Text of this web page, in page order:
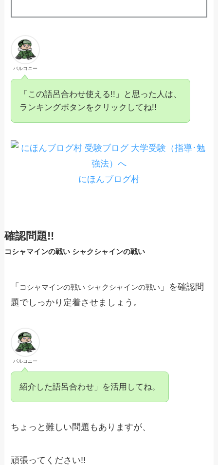
バルコニー
「この語呂合わせ使える!!」と思った人は、
ランキングボタンをクリックしてね!!
にほんブログ村
確認問題!!
コシャマインの戦い シャクシャインの戦い
「 コシャマインの戦い シャクシャインの戦い 」を確認問
題でしっかり定着させましょう。
バルコニー
紹介した語呂合わせ」を活用してね。
ちょっと難しい問題もありますが、
頑張ってください!!